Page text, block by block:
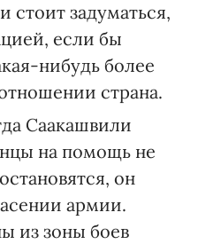
стоит задуматься,
если бы
нибудь более
страна.
Саакашвили
на помощь не
он
армии.
из зоны боев